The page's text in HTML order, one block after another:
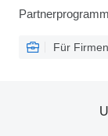
Partnerprogramm
Für Firmen